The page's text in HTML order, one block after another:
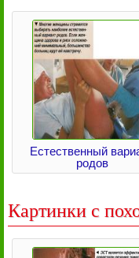
Естественный
родов
Картинки с